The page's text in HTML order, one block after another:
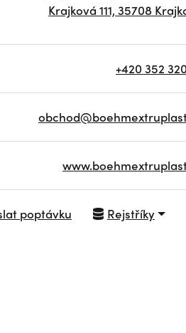
Krajková 111, 35708
+420 352 320
poptávku Rejstříky
NAVIGOVAT